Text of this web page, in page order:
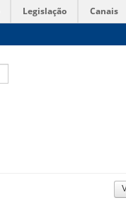
Legislação Canais